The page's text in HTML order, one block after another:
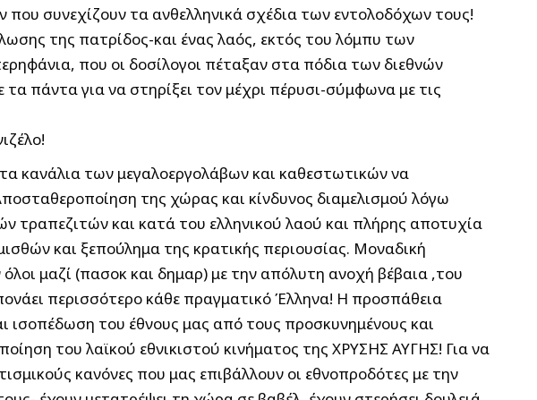
συνεχίζουν τα ανθελληνικά σχέδια των εντολοδόχων τους!
της πατρίδος-και ένας λαός, εκτός του λόμπυ των
που οι δοσίλογοι πέταξαν στα πόδια των διεθνών
πάντα για να στηρίξει τον μέχρι πέρυσι-σύμφωνα με τις
κανάλια των μεγαλοεργολάβων και καθεστωτικών να
της χώρας και κίνδυνος διαμελισμού λόγω
τραπεζιτών και κατά του ελληνικού λαού και πλήρης αποτυχία
και ξεπούλημα της κρατικής περιουσίας. Μοναδική
μαζί (πασοκ και δημαρ) με την απόλυτη ανοχή βέβαια ,του
περισσότερο κάθε πραγματικό Έλληνα! Η προσπάθεια
ισοπέδωση του έθνους μας από τους προσκυνημένους και
του λαϊκού εθνικιστού κινήματος της ΧΡΥΣΗΣ ΑΥΓΗΣ! Για να
κανόνες που μας επιβάλλουν οι εθνοπροδότες με την